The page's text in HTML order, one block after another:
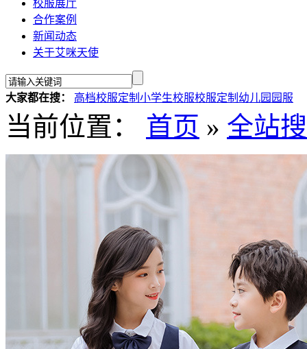
校服展厅
合作案例
新闻动态
关于艾咪天使
大家都在搜： 高档校服定制 小学生校服校服定制 幼儿园园服
当前位置： 首页 » 全站